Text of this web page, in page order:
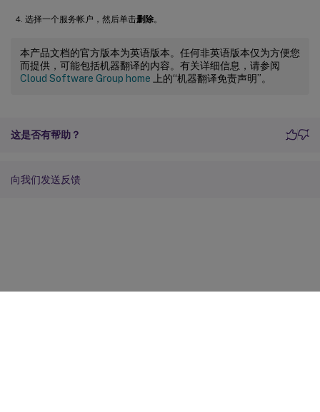
选择一个服务帐户，然后单击删除。
本产品文档的官方版本为英语版本。任何非英语版本仅为方便您
而提供，可能包括机器翻译的内容。有关详细信息，请参阅
Cloud Software Group home 上的“机器翻译免责声明”。
这是否有帮助？
向我们发送反馈